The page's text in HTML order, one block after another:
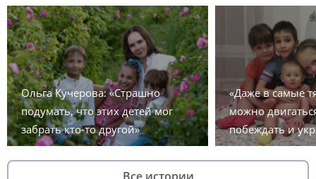
Ольга Кучерова: «Страшно
подумать, что этих детей мог
забрать кто-то другой»
«Даже в самые
можно
побеждать и